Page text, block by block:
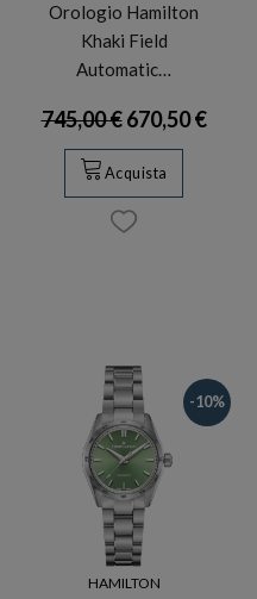
Orologio Hamilton
Khaki Field
Automatic…
745,00 €670,50 €
Acquista
-10%
HAMILTON